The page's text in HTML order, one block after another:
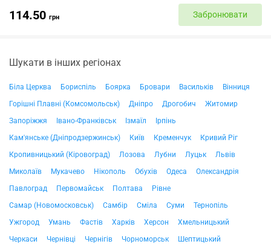
114.50 грн Забронювати
Шукати в інших регіонах
Біла Церква Бориспіль Боярка Бровари Васильків
Вінниця
Горішні Плавні (Комсомольськ)
Дніпро Дрогобич
Житомир
Запоріжжя
Івано-Франківськ Ізмаїл
Ірпінь
Кам'янське (Дніпродзержинськ)
Київ Кременчук
Кривий Ріг
Кропивницький (Кіровоград)
Лозова Лубни Луцьк
Львів
Миколаїв
Мукачево Нікополь Обухів Одеса
Олександрія
Павлоград
Первомайськ Полтава
Рівне
Самар (Новомосковськ)
Самбір Сміла Суми
Тернопіль
Ужгород
Умань Фастів Харків Херсон
Хмельницький
Черкаси
Чернівці Чернігів Чорноморськ Шептицький